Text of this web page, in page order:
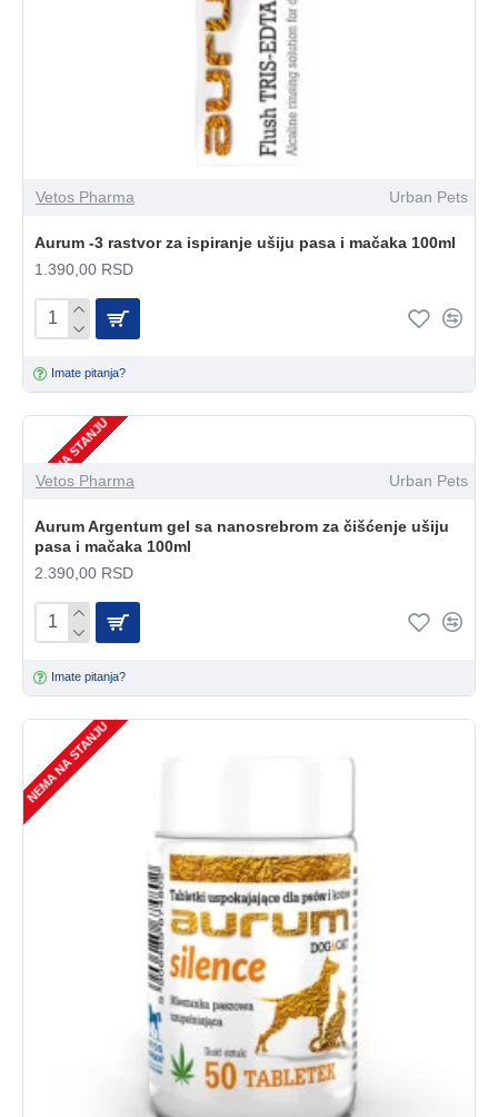
Vetos Pharma Urban Pets
Aurum -3 rastvor za ispiranje ušiju pasa i mačaka 100ml
1.390,00 RSD
Imate pitanja?
NEMA NA STANJU
Vetos Pharma Urban Pets
Aurum Argentum gel sa nanosrebrom za čišćenje ušiju
pasa i mačaka 100ml
2.390,00 RSD
Imate pitanja?
NEMA NA STANJU